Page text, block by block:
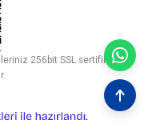
256bit SSL sertifikası ile
e-